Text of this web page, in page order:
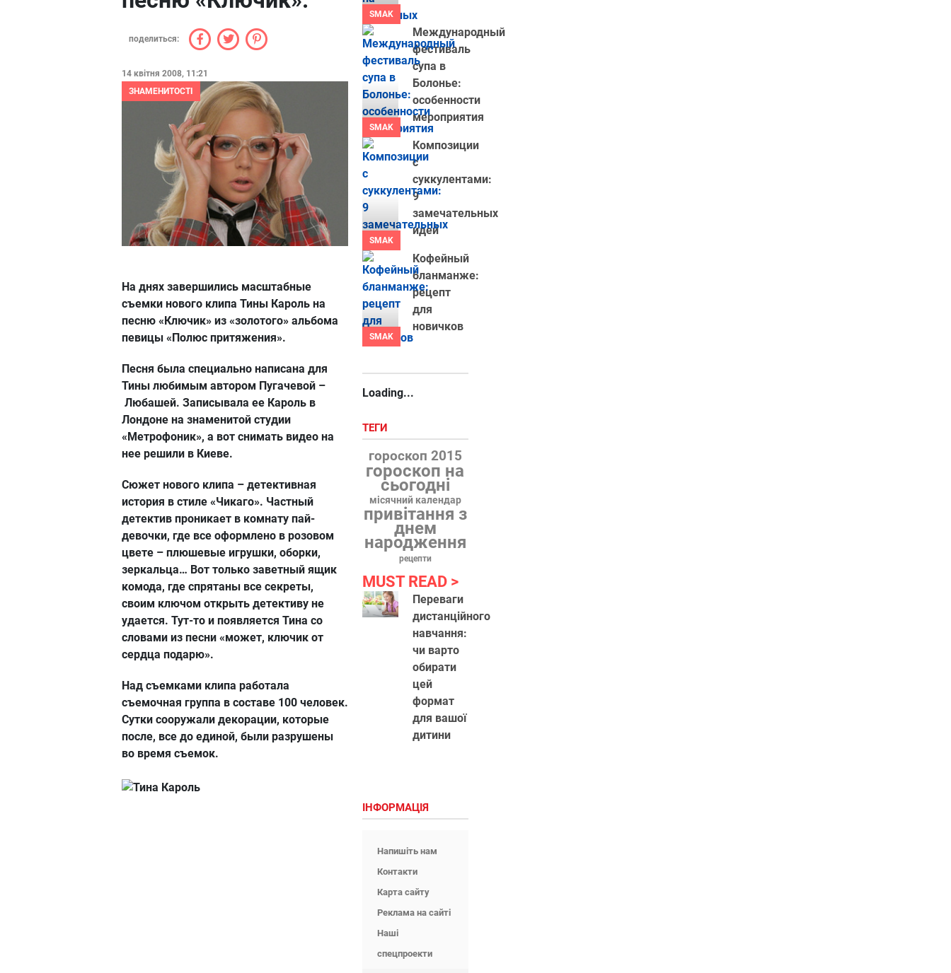
поделиться:
14 квітня 2008, 11:21
ЗНАМЕНИТОСТІ
На днях завершились масштабные
съемки нового клипа Тины Кароль на
песню «Ключик» из «золотого» альбома
певицы «Полюс притяжения».
Песня была специально написана для
Тины любимым автором Пугачевой –
Любашей. Записывала ее Кароль в
Лондоне на знаменитой студии
«Метрофоник», а вот снимать видео на
нее решили в Киеве.
Сюжет нового клипа – детективная
история в стиле «Чикаго». Частный
детектив проникает в комнату пай-
девочки, где все оформлено в розовом
цвете – плюшевые игрушки, оборки,
зеркальца… Вот только заветный ящик
комода, где спрятаны все секреты,
своим ключом открыть детективу не
удается. Тут-то и появляется Тина со
словами из песни «может, ключик от
сердца подарю».
Над съемками клипа работала
съемочная группа в составе 100 человек.
Сутки сооружали декорации, которые
после, все до единой, были разрушены
во время съемок.
SMAK
SMAK
Международный
фестиваль
супа в
Болонье:
особенности
мероприятия
SMAK
Композиции
с
суккулентами:
9
замечательных
идей
SMAK
Кофейный
бланманже:
рецепт
для
новичков
Loading...
ТЕГИ
гороскоп 2015
гороскоп на
сьогодні
місячний календар
привітання з
днем
народження
рецепти
MUST READ
Переваги
дистанційного
навчання:
чи варто
обирати
цей
формат
для вашої
дитини
ІНФОРМАЦІЯ
Напишіть нам
Контакти
Карта сайту
Реклама на сайті
Наші
спецпроекти